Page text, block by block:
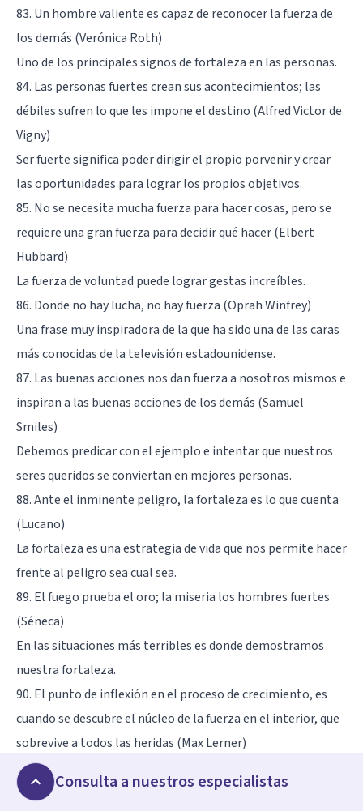
83. Un hombre valiente es capaz de reconocer la fuerza de
los demás (Verónica Roth)
Uno de los principales signos de fortaleza en las personas.
84. Las personas fuertes crean sus acontecimientos; las
débiles sufren lo que les impone el destino (Alfred Victor de
Vigny)
Ser fuerte significa poder dirigir el propio porvenir y crear
las oportunidades para lograr los propios objetivos.
85. No se necesita mucha fuerza para hacer cosas, pero se
requiere una gran fuerza para decidir qué hacer (Elbert
Hubbard)
La fuerza de voluntad puede lograr gestas increíbles.
86. Donde no hay lucha, no hay fuerza (Oprah Winfrey)
Una frase muy inspiradora de la que ha sido una de las caras
más conocidas de la televisión estadounidense.
87. Las buenas acciones nos dan fuerza a nosotros mismos e
inspiran a las buenas acciones de los demás (Samuel
Smiles)
Debemos predicar con el ejemplo e intentar que nuestros
seres queridos se conviertan en mejores personas.
88. Ante el inminente peligro, la fortaleza es lo que cuenta
(Lucano)
La fortaleza es una estrategia de vida que nos permite hacer
frente al peligro sea cual sea.
89. El fuego prueba el oro; la miseria los hombres fuertes
(Séneca)
En las situaciones más terribles es donde demostramos
nuestra fortaleza.
90. El punto de inflexión en el proceso de crecimiento, es
cuando se descubre el núcleo de la fuerza en el interior, que
sobrevive a todos las heridas (Max Lerner)
Una vez descubrimos cuáles son nuestros puntos fuertes
podemos dedicarnos a entrenarlos.
Consulta a nuestros especialistas